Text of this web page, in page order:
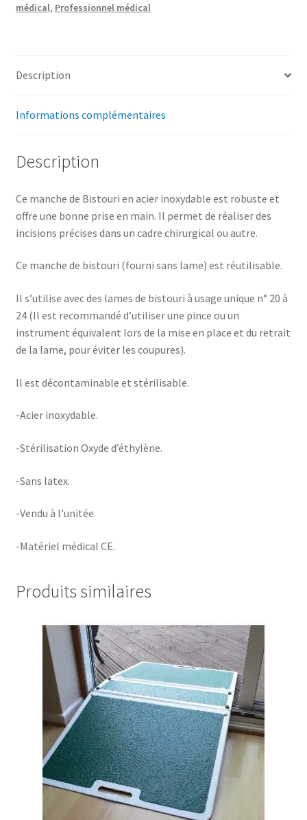
médical, Professionnel médical
Description
Informations complémentaires
Description
Ce manche de Bistouri en acier inoxydable est robuste et
offre une bonne prise en main. Il permet de réaliser des
incisions précises dans un cadre chirurgical ou autre.
Ce manche de bistouri (fourni sans lame) est réutilisable.
Il s’utilise avec des lames de bistouri à usage unique n° 20 à
24 (Il est recommandé d’utiliser une pince ou un
instrument équivalent lors de la mise en place et du retrait
de la lame, pour éviter les coupures).
Il est décontaminable et stérilisable.
-Acier inoxydable.
-Stérilisation Oxyde d’éthylène.
-Sans latex.
-Vendu à l’unitée.
-Matériel médical CE.
Produits similaires